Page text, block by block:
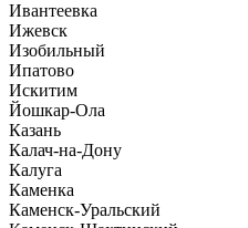
Ивантеевка
Ижевск
Изобильный
Ипатово
Искитим
Йошкар-Ола
Казань
Калач-на-Дону
Калуга
Каменка
Каменск-Уральский